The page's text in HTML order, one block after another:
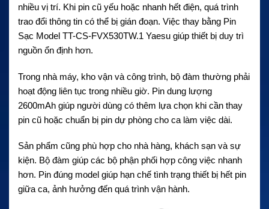
nhiều vị trí. Khi pin cũ yếu hoặc nhanh hết điện, quá trình
trao đổi thông tin có thể bị gián đoạn. Việc thay bằng Pin
Sạc Model TT-CS-FVX530TW.1 Yaesu giúp thiết bị duy trì
nguồn ổn định hơn.
Trong nhà máy, kho vận và công trình, bộ đàm thường phải
hoạt động liên tục trong nhiều giờ. Pin dung lượng
2600mAh giúp người dùng có thêm lựa chọn khi cần thay
pin cũ hoặc chuẩn bị pin dự phòng cho ca làm việc dài.
Sản phẩm cũng phù hợp cho nhà hàng, khách sạn và sự
kiện. Bộ đàm giúp các bộ phận phối hợp công việc nhanh
hơn. Pin đúng model giúp hạn chế tình trạng thiết bị hết pin
giữa ca, ảnh hưởng đến quá trình vận hành.